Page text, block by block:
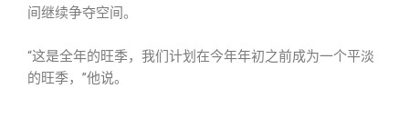
间继续争夺空间。
“这是全年的旺季，我们计划在今年年初之前成为一个平淡
的旺季，”他说。